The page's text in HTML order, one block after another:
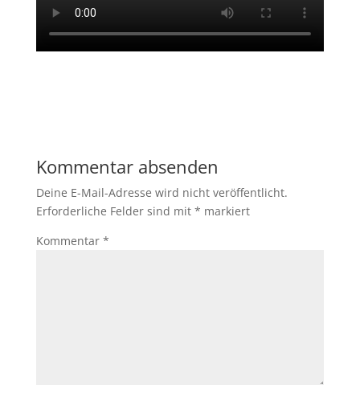
Kommentar absenden
Deine E-Mail-Adresse wird nicht veröffentlicht.
Erforderliche Felder sind mit * markiert
Kommentar *